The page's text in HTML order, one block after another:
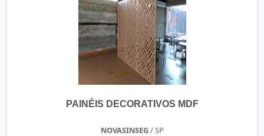
PAINÉIS DECORATIVOS MDF
NOVASINSEG/ SP